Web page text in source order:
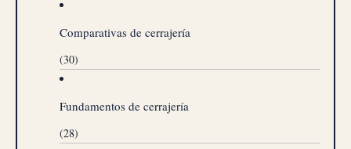
Comparativas de cerrajería
(30)
Fundamentos de cerrajería
(28)